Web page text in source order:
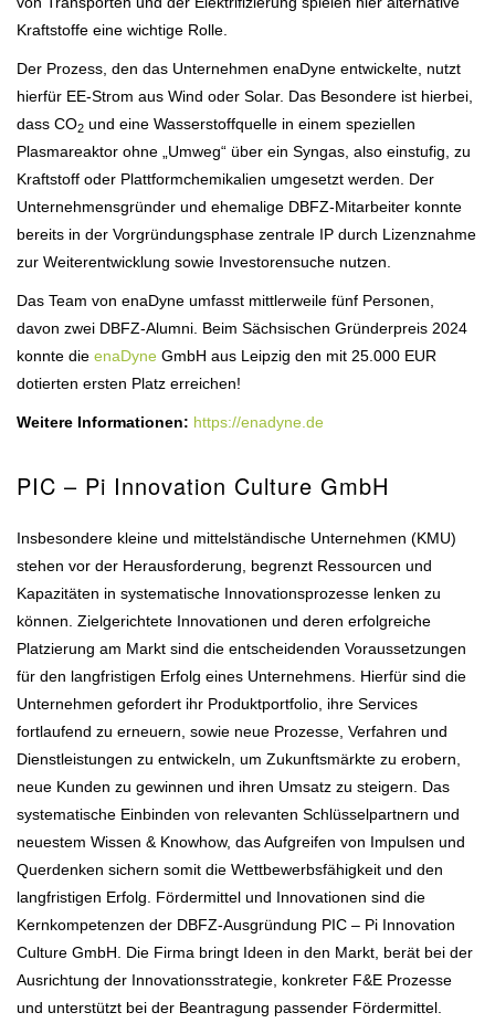
Kraftstoffe eine wichtige Rolle.
Der Prozess, den das Unternehmen enaDyne entwickelte, nutzt
hierfür EE-Strom aus Wind oder Solar. Das Besondere ist hierbei,
dass CO2 und eine Wasserstoffquelle in einem speziellen
Plasmareaktor ohne „Umweg“ über ein Syngas, also einstufig, zu
Kraftstoff oder Plattformchemikalien umgesetzt werden. Der
Unternehmensgründer und ehemalige DBFZ-Mitarbeiter konnte
bereits in der Vorgründungsphase zentrale IP durch Lizenznahme
zur Weiterentwicklung sowie Investorensuche nutzen.
Das Team von enaDyne umfasst mittlerweile fünf Personen,
davon zwei DBFZ-Alumni. Beim Sächsischen Gründerpreis 2024
konnte die enaDyne GmbH aus Leipzig den mit 25.000 EUR
dotierten ersten Platz erreichen!
Weitere Informationen: https://enadyne.de
PIC – Pi Innovation Culture GmbH
Insbesondere kleine und mittelständische Unternehmen (KMU)
stehen vor der Herausforderung, begrenzt Ressourcen und
Kapazitäten in systematische Innovationsprozesse lenken zu
können. Zielgerichtete Innovationen und deren erfolgreiche
Platzierung am Markt sind die entscheidenden Voraussetzungen
für den langfristigen Erfolg eines Unternehmens. Hierfür sind die
Unternehmen gefordert ihr Produktportfolio, ihre Services
fortlaufend zu erneuern, sowie neue Prozesse, Verfahren und
Dienstleistungen zu entwickeln, um Zukunftsmärkte zu erobern,
neue Kunden zu gewinnen und ihren Umsatz zu steigern. Das
systematische Einbinden von relevanten Schlüsselpartnern und
neuestem Wissen & Knowhow, das Aufgreifen von Impulsen und
Querdenken sichern somit die Wettbewerbsfähigkeit und den
langfristigen Erfolg. Fördermittel und Innovationen sind die
Kernkompetenzen der DBFZ-Ausgründung PIC – Pi Innovation
Culture GmbH. Die Firma bringt Ideen in den Markt, berät bei der
Ausrichtung der Innovationsstrategie, konkreter F&E Prozesse
und unterstützt bei der Beantragung passender Fördermittel.